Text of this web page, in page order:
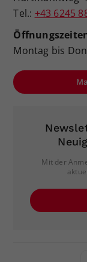
Tel.: +43 6245
Montag bis
Mit der